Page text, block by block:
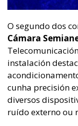
O segundo dos
Cámara
instalación
cunha precisión
diversos
ruído externo ou